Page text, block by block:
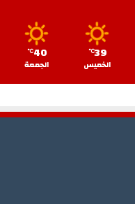
39
℃
الخميس
40
℃
الجمعة